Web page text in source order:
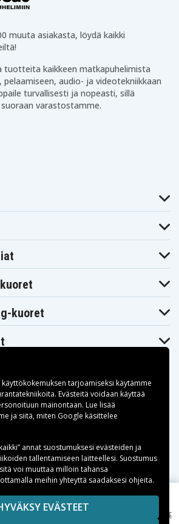
9,99 €
muuta asiakasta, löydä kaikki
tuotteita kaikkeen matkapuhelimista
audio- ja videotekniikkaan
turvallisesti ja nopeasti, sillä
varastostamme.
kuoret
© 2026, Spares Nordic AB
TAVARAMERKIT OVAT OMISTAJIENSA
tarjoamiseksi käytämme
Evästeitä voidaan käyttää
mainontaan. Lue lisää
ja siitä, miten Google käsittelee
annat suostumuksesi evästeiden ja
tallentamiseen laitteellesi. Suostumus
voi muuttaa milloin tahansa
meihin yhteyttä saadaksesi ohjeita.
EVÄSTEET